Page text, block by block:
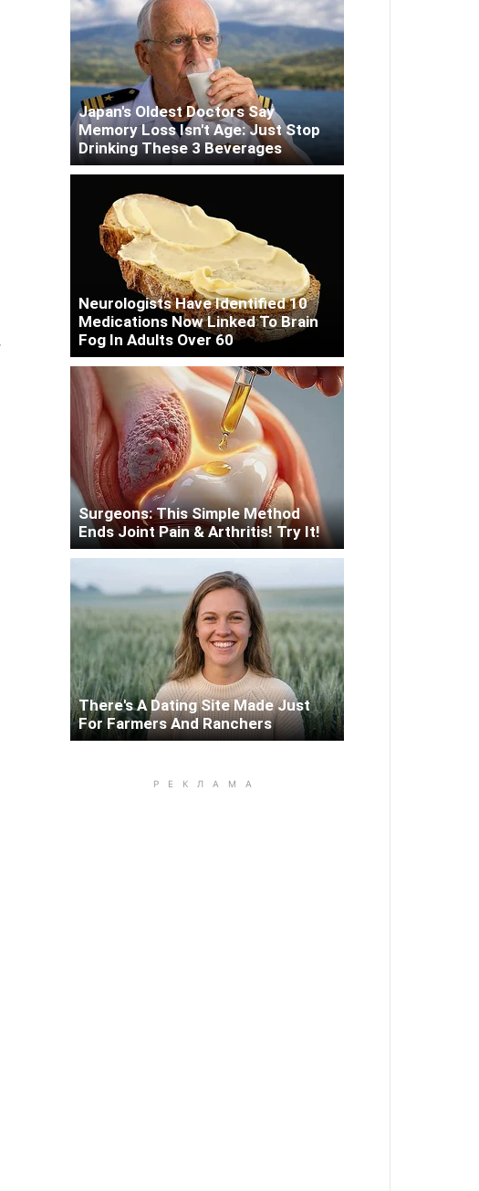
Japan's Oldest Doctors Say
Memory Loss Isn't Age: Just Stop
Drinking These 3 Beverages
Neurologists Have Identified 10
Medications Now Linked To Brain
Fog In Adults Over 60
Surgeons: This Simple Method
Ends Joint Pain & Arthritis! Try It!
There's A Dating Site Made Just
For Farmers And Ranchers